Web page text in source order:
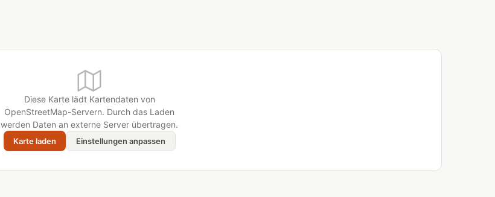
Diese Karte lädt Kartendaten von
OpenStreetMap-Servern. Durch das Laden
werden Daten an externe Server übertragen.
Karte laden Einstellungen anpassen